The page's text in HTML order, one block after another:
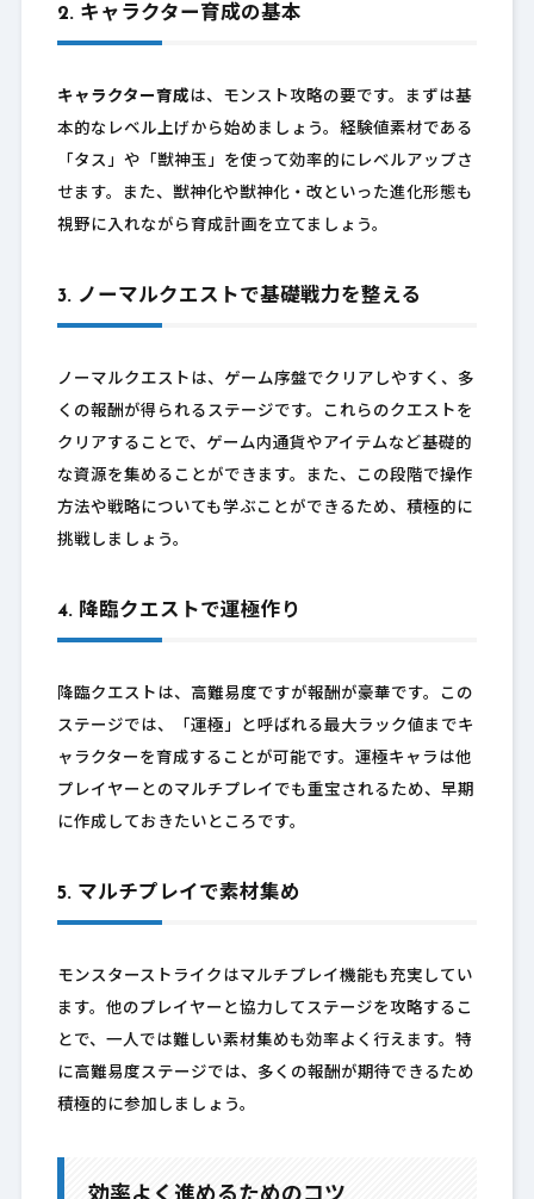
2. キャラクター育成の基本
キャラクター育成は、モンスト攻略の要です。まずは基
本的なレベル上げから始めましょう。経験値素材である
「タス」や「獣神玉」を使って効率的にレベルアップさ
せます。また、獣神化や獣神化・改といった進化形態も
視野に入れながら育成計画を立てましょう。
3. ノーマルクエストで基礎戦力を整える
ノーマルクエストは、ゲーム序盤でクリアしやすく、多
くの報酬が得られるステージです。これらのクエストを
クリアすることで、ゲーム内通貨やアイテムなど基礎的
な資源を集めることができます。また、この段階で操作
方法や戦略についても学ぶことができるため、積極的に
挑戦しましょう。
4. 降臨クエストで運極作り
降臨クエストは、高難易度ですが報酬が豪華です。この
ステージでは、「運極」と呼ばれる最大ラック値までキ
ャラクターを育成することが可能です。運極キャラは他
プレイヤーとのマルチプレイでも重宝されるため、早期
に作成しておきたいところです。
5. マルチプレイで素材集め
モンスターストライクはマルチプレイ機能も充実してい
ます。他のプレイヤーと協力してステージを攻略するこ
とで、一人では難しい素材集めも効率よく行えます。特
に高難易度ステージでは、多くの報酬が期待できるため
積極的に参加しましょう。